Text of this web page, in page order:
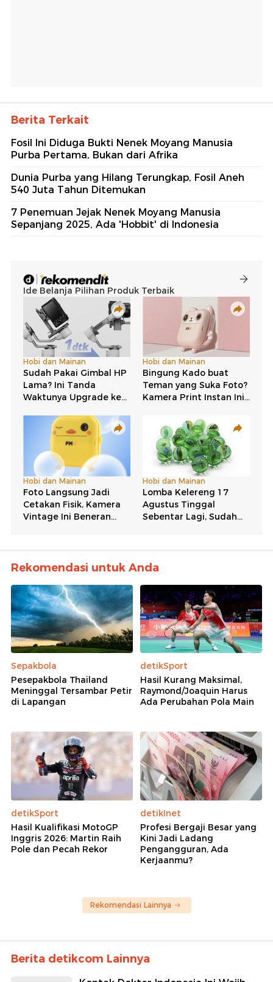
Berita Terkait
Fosil Ini Diduga Bukti Nenek Moyang Manusia
Purba Pertama, Bukan dari Afrika
Dunia Purba yang Hilang Terungkap, Fosil Aneh
540 Juta Tahun Ditemukan
7 Penemuan Jejak Nenek Moyang Manusia
Sepanjang 2025, Ada 'Hobbit' di Indonesia
Rekomendasi untuk Anda
Sepakbola
Pesepakbola Thailand
Meninggal Tersambar Petir
di Lapangan
detikSport
Hasil Kurang Maksimal,
Raymond/Joaquin Harus
Ada Perubahan Pola Main
detikSport
Hasil Kualifikasi MotoGP
Inggris 2026: Martin Raih
Pole dan Pecah Rekor
detikInet
Profesi Bergaji Besar yang
Kini Jadi Ladang
Pengangguran, Ada
Kerjaanmu?
Rekomendasi Lainnya
Berita detikcom Lainnya